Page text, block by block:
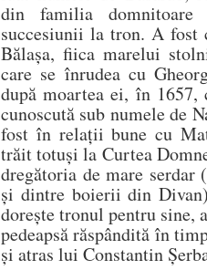
din familia
succesiunii la tron. A fost
Bălașa, fiica marelui
care se înrudea cu
după moartea ei, în
cunoscută sub numele de
fost în relații bune cu
trăit totuși la Curtea
dregătoria de mare serdar
și dintre boierii din
dorește tronul pentru sine,
pedeapsă răspândită în
și atras lui Constantin